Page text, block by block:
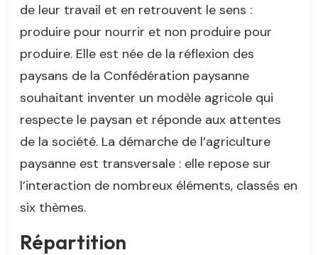
de leur travail et en retrouvent le sens :
produire pour nourrir et non produire pour
produire. Elle est née de la réflexion des
paysans de la Confédération paysanne
souhaitant inventer un modèle agricole qui
respecte le paysan et réponde aux attentes
de la société. La démarche de l’agriculture
paysanne est transversale : elle repose sur
l’interaction de nombreux éléments, classés en
six thèmes.
Répartition